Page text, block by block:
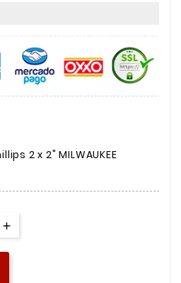
2 x 2" MILWAUKEE